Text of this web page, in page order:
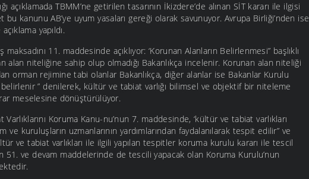
açıklamada TBMM’ne getirilen tasarının İkizdere’de alınan SİT kararı ile ilgisi
bu kanunu AB’ye uyum yasaları gereği olarak savunuyor. Avrupa Birliği’nden ise
yapıldı.
11. maddesinde açıklıyor: ‘Korunan Alanların Belirlenmesi” başlıklı
alan niteliğine sahip olup olmadığı Bakanlıkça incelenir. Korunan alan niteliği
orman rejimine tabi olanlar Bakanlıkça, diğer alanlar ise Bakanlar Kurulu
” denilerek, kültür ve tabiat varlığı bilimsel ve objektif bir niteleme
meselesine dönüştürülüyor.
Koruma Kanu-nu’nun 7. maddesinde, ‘kültür ve tabiat varlıkları
ve kuruluşların uzmanlarının yardımlarından faydalanılarak tespit edilir” ve
ve tabiat varlıkları ile ilgili yapılan tespitler koruma kurulu kararı ile tescil
51. ve devam maddelerinde de tescili yapacak olan Koruma Kurulu’nun